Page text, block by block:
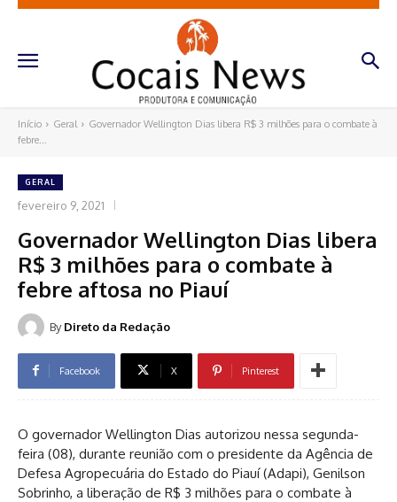
Início Geral
Governador Wellington Dias libera R$ 3 milhões para o combate à
febre...
GERAL
fevereiro 9, 2021
Governador Wellington Dias libera
R$ 3 milhões para o combate à
febre aftosa no Piauí
By Direto da Redação
Facebook X Pinterest
O governador Wellington Dias autorizou nessa segunda-
feira (08), durante reunião com o presidente da Agência de
Defesa Agropecuária do Estado do Piauí (Adapi), Genilson
Sobrinho, a liberação de R$ 3 milhões para o combate à